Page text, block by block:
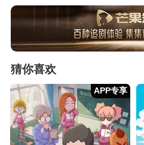
猜你喜欢
APP专享